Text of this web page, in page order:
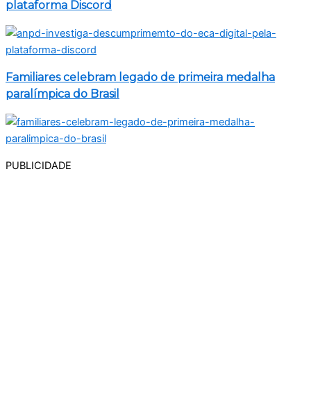
plataforma Discord
Familiares celebram legado de primeira medalha
paralímpica do Brasil
PUBLICIDADE